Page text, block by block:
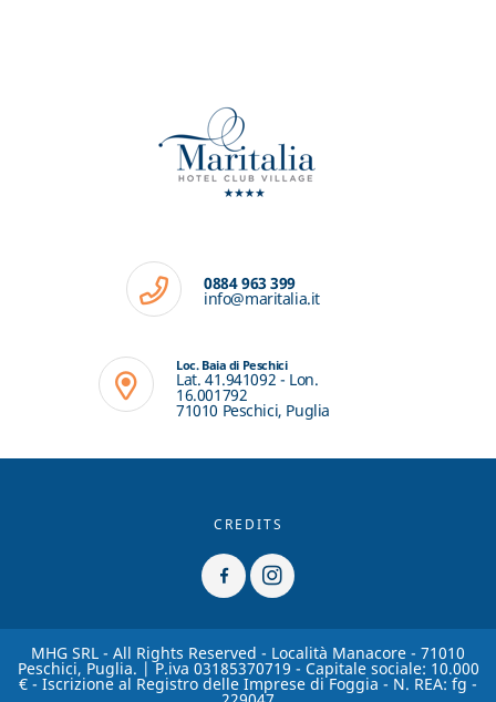
0884 963 399
info@maritalia.it
Loc. Baia di Peschici
Lat. 41.941092 - Lon.
16.001792
71010 Peschici, Puglia
CREDITS
MHG SRL - All Rights Reserved - Località Manacore - 71010
Peschici, Puglia. | P.iva 03185370719 - Capitale sociale: 10.000
€ - Iscrizione al Registro delle Imprese di Foggia - N. REA: fg -